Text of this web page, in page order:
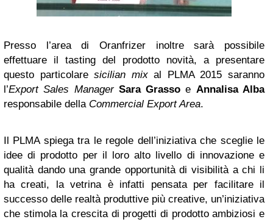
Presso l’area di Oranfrizer inoltre sarà possibile
effettuare il tasting del prodotto novità, a presentare
questo particolaresicilian mixal PLMA 2015 saranno
l’Export Sales Manager Sara Grasso e Annalisa Alba
responsabile della Commercial Export Area.
Il PLMA spiega tra le regole dell’iniziativa che sceglie le
idee di prodotto per il loro alto livello di innovazione e
qualità dando una grande opportunità di visibilità a chi li
ha creati, la vetrina è infatti pensata per facilitare il
successo delle realtà produttive più creative, un’iniziativa
che stimola la crescita di progetti di prodotto ambiziosi e